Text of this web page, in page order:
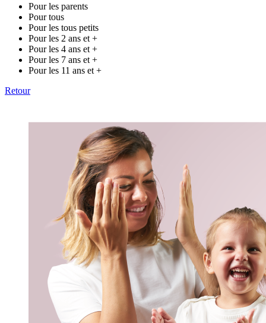
Pour les parents
Pour tous
Pour les tous petits
Pour les 2 ans et +
Pour les 4 ans et +
Pour les 7 ans et +
Pour les 11 ans et +
Retour